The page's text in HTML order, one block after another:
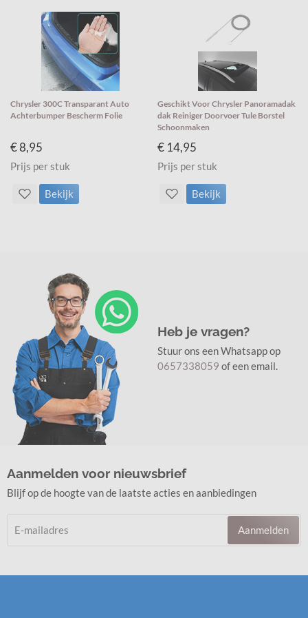
Chrysler 300C Transparant Auto
Achterbumper Bescherm Folie
€ 8,95
Prijs per stuk
Bekijk
Geschikt Voor Chrysler Panoramadak
dak Reiniger Doorvoer Tule Borstel
Schoonmaken
€ 14,95
Prijs per stuk
Bekijk
Heb je vragen?
Stuur ons een Whatsapp op
0657338059 of een email.
Aanmelden voor nieuwsbrief
Blijf op de hoogte van de laatste acties en aanbiedingen
Aanmelden